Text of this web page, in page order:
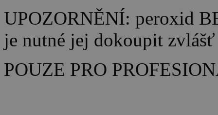
UPOZORNĚNÍ: peroxid
je nutné jej dokoupit zvlášť
POUZE PRO